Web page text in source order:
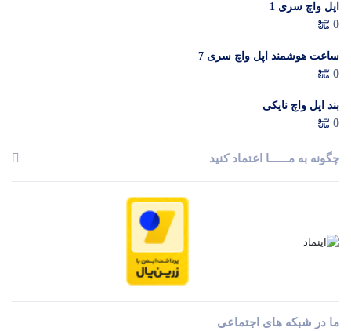
اپل واچ سری 1
0
ساعت هوشمند اپل واچ سری 7
0
بند اپل واچ نایکی
0
چگونه به مــــــا اعتماد کنید
ما در شبکه های اجتماعی